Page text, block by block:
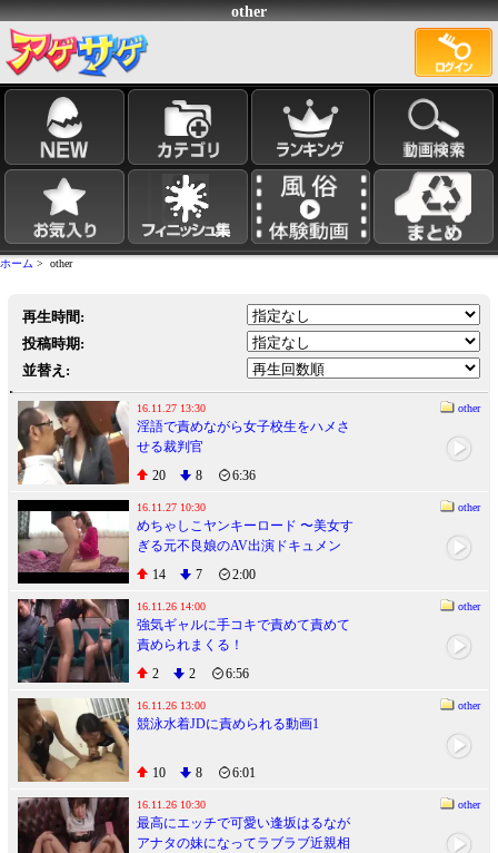
other
ホーム > other
再生時間:
投稿時期:
並替え:
16.11.27 13:30 other
淫語で責めながら女子校生をハメさ
せる裁判官
20
8 6:36
16.11.27 10:30 other
めちゃしこヤンキーロード 〜美女す
ぎる元不良娘のAV出演ドキュメン
ト！
14 7 2:00
16.11.26 14:00 other
強気ギャルに手コキで責めて責めて
責められまくる！
2
2 6:56
16.11.26 13:00 other
競泳水着JDに責められる動画1
10 8 6:01
16.11.26 10:30 other
最高にエッチで可愛い逢坂はるなが
アナタの妹になってラブラブ近親相